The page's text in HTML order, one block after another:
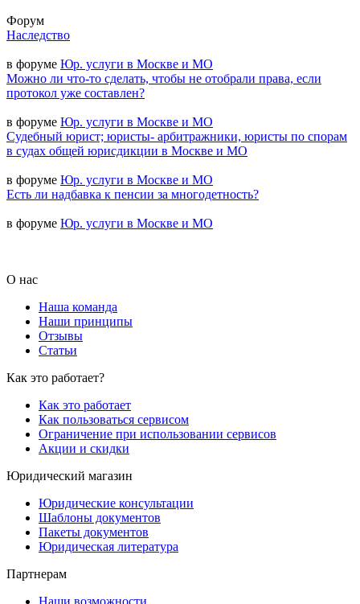
Форум
Наследство
в форуме Юр. услуги в Москве и МО
Можно ли что-то сделать, чтобы не отобрали права, если
протокол уже составлен?
в форуме Юр. услуги в Москве и МО
Судебный юрист; юристы- арбитражники, юристы по спорам
в судах общей юрисдикции в Москве и МО
в форуме Юр. услуги в Москве и МО
Есть ли надбавка к пенсии за многодетность?
в форуме Юр. услуги в Москве и МО
О нас
Наша команда
Наши принципы
Отзывы
Статьи
Как это работает?
Как это работает
Как пользоваться сервисом
Ограничение при использовании сервисов
Акции и скидки
Юридический магазин
Юридические консультации
Шаблоны документов
Пакеты документов
Юридическая литература
Партнерам